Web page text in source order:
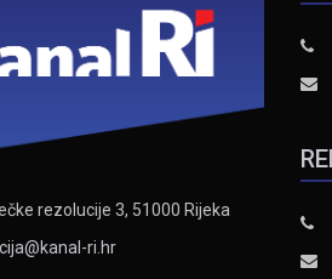
rezolucije 3, 51000 Rijeka
ri.hr